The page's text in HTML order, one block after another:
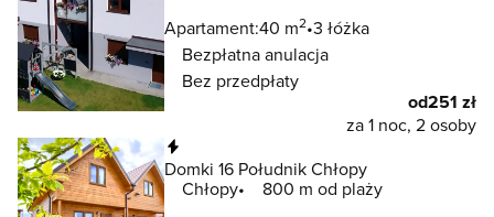
Apartament:40 m2 3 łóżka
Bezpłatna anulacja
Bez przedpłaty
od251 zł
za 1 noc, 2 osoby
Domki 16 Południk Chłopy
Chłopy
800 m od plaży